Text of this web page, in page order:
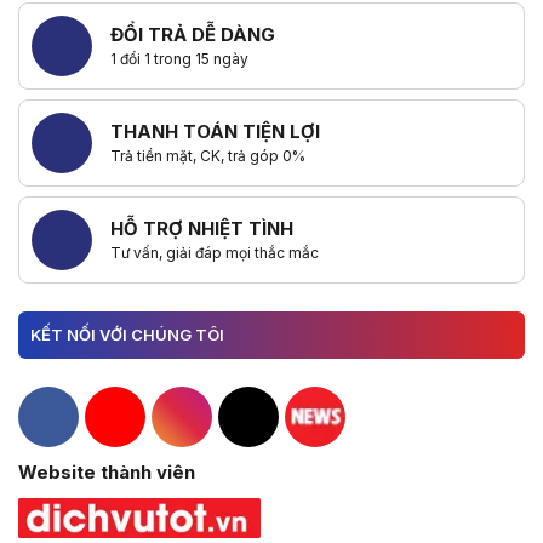
ĐỔI TRẢ DỄ DÀNG
1 đổi 1 trong 15 ngày
THANH TOÁN TIỆN LỢI
Trả tiền mặt, CK, trả góp 0%
HỖ TRỢ NHIỆT TÌNH
Tư vấn, giải đáp mọi thắc mắc
KẾT NỐI VỚI CHÚNG TÔI
Hacom Facebook
Hacom YouTube
Hacom Instagram
Hacom TikTok
Website thành viên